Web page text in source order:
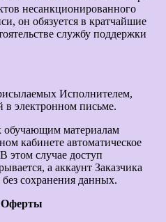
несанкционированного
он обязуется в кратчайшие
службу поддержки
Исполнителем,
в электронном письме.
обучающим материалам
кабинете автоматическое
этом случае доступ
а аккаунт Заказчика
без сохранения данных.
Оферты